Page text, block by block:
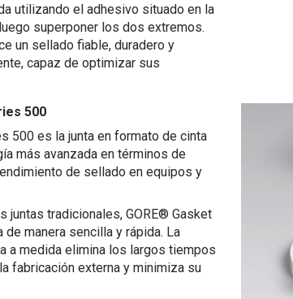
utilizando el adhesivo situado en la
superponer los dos extremos.
un sellado fiable, duradero y
capaz de optimizar sus
500
500 es la junta en formato de cinta
más avanzada en términos de
de sellado en equipos y
juntas tradicionales, GORE® Gasket
manera sencilla y rápida. La
a medida elimina los largos tiempos
fabricación externa y minimiza su